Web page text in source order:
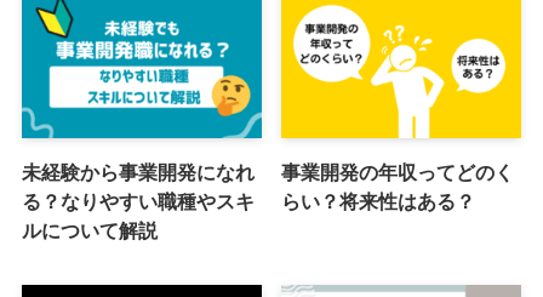
未経験から事業開発になれ
る？なりやすい職種やスキ
ルについて解説
事業開発の年収ってどのく
らい？将来性はある？